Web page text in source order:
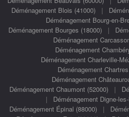
Déménagement Blois (41000) |
Déménagement Bourg-en-
Déménagement Bourges (18000)|
Déménagement
Déménagement
Déménagement Charleville-
Déménagement
Déménagement
Déménagement Chaumont (52000)|
| Déménagement Digne-
Déménagement Épinal (88000)|